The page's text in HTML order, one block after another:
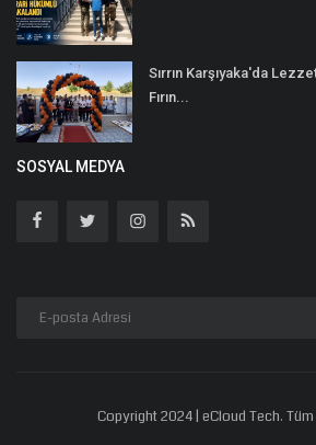
Sırrın Karşıyaka'da
Fırın...
SOSYAL MEDYA
Copyright 2024 | eCloud Tech. Tüm